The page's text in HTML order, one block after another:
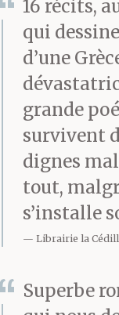
réveillé
de la
croisés
16 récits,
qui
d’une
grande
survivent
dignes
tout,
s’installe
Librairie la
Superbe